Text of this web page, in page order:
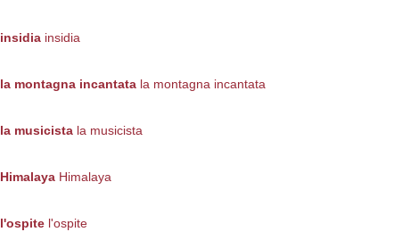
insidia insidia
la montagna incantata la montagna incantata
la musicista la musicista
Himalaya Himalaya
l'ospite l'ospite